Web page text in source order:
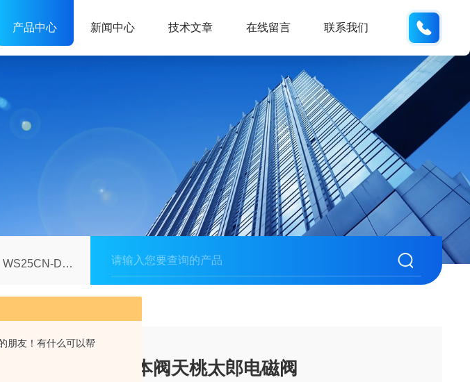
朋友！有什么可以帮
产品中心 新闻中心 技术文章 在线留言 联系我们
WS25CN-D型常备库存：VENN日本阀天桃太郎电磁阀
备库存：VENN日本阀天桃太郎电磁阀